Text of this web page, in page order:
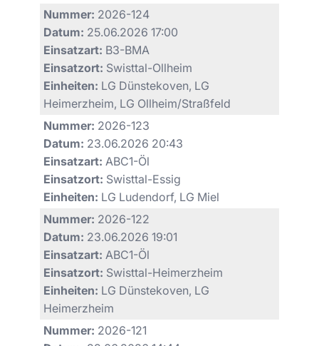
Nummer: 2026-124
Datum: 25.06.2026 17:00
Einsatzart: B3-BMA
Einsatzort: Swisttal-Ollheim
Einheiten: LG Dünstekoven, LG
Heimerzheim, LG Ollheim/Straßfeld
Nummer: 2026-123
Datum: 23.06.2026 20:43
Einsatzart: ABC1-Öl
Einsatzort: Swisttal-Essig
Einheiten: LG Ludendorf, LG Miel
Nummer: 2026-122
Datum: 23.06.2026 19:01
Einsatzart: ABC1-Öl
Einsatzort: Swisttal-Heimerzheim
Einheiten: LG Dünstekoven, LG
Heimerzheim
Nummer: 2026-121